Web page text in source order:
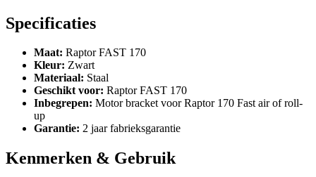
Specificaties
Maat: Raptor FAST 170
Kleur: Zwart
Materiaal: Staal
Geschikt voor: Raptor FAST 170
Inbegrepen: Motor bracket voor Raptor 170 Fast air of roll-
up
Garantie: 2 jaar fabrieksgarantie
Kenmerken & Gebruik